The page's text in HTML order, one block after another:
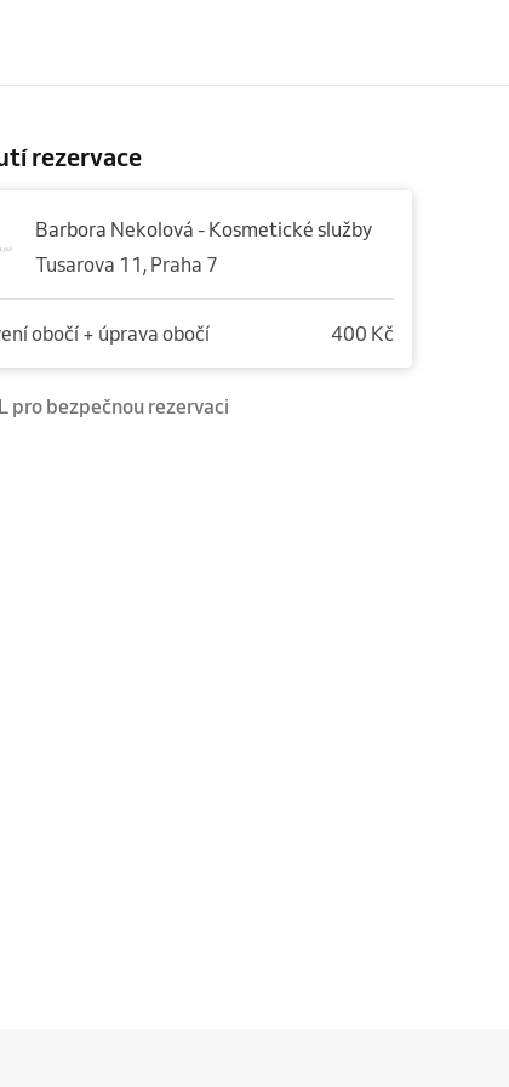
rezervace
Barbora Nekolová - Kosmetické služby
Tusarova 11, Praha 7
obočí + úprava obočí 400 Kč
pro bezpečnou rezervaci